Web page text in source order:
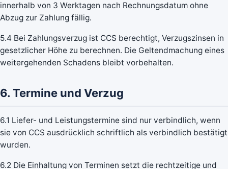
innerhalb von 3 Werktagen nach Rechnungsdatum ohne
Abzug zur Zahlung fällig.
5.4 Bei Zahlungsverzug ist CCS berechtigt, Verzugszinsen in
gesetzlicher Höhe zu berechnen. Die Geltendmachung eines
weitergehenden Schadens bleibt vorbehalten.
6. Termine und Verzug
6.1 Liefer- und Leistungstermine sind nur verbindlich, wenn
sie von CCS ausdrücklich schriftlich als verbindlich bestätigt
wurden.
6.2 Die Einhaltung von Terminen setzt die rechtzeitige und